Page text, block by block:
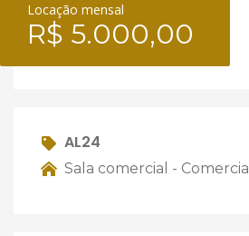
Locação mensal
R$ 5.000,00
AL24
Sala comercial - Comercial